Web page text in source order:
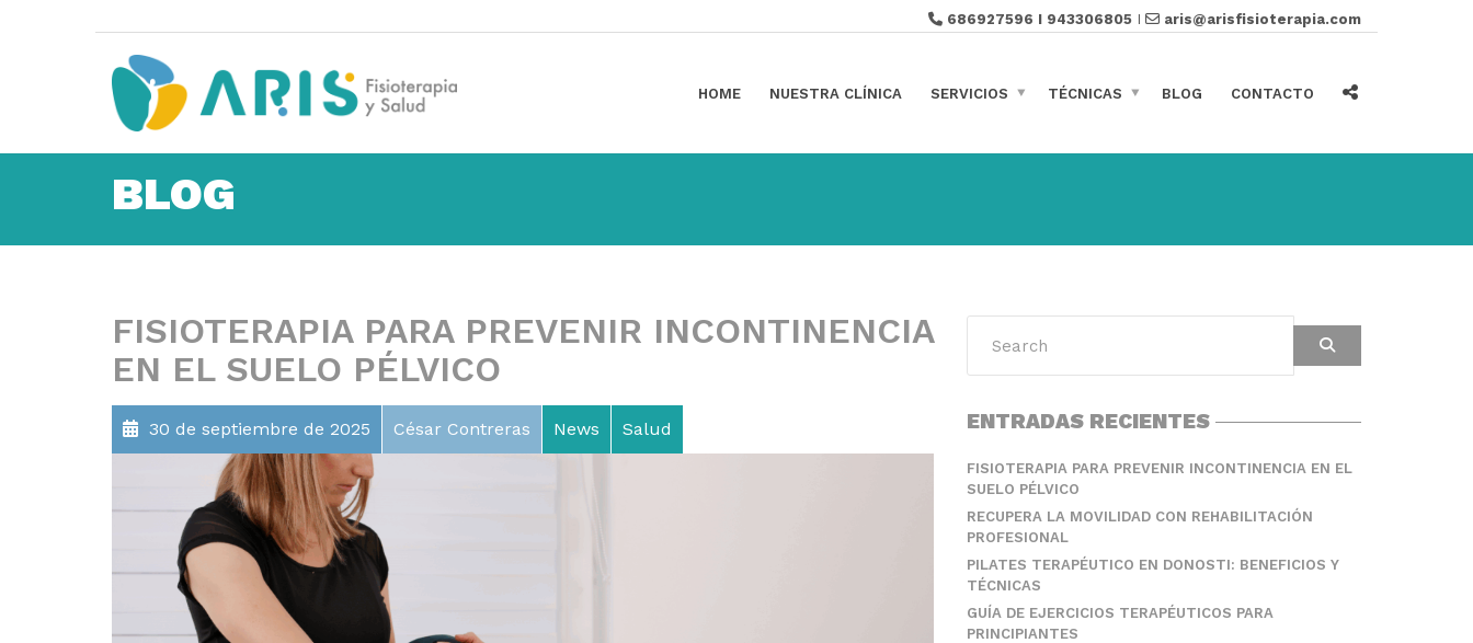
686927596 I 943306805 I aris@arisfisioterapia.com
HOME NUESTRA CLÍNICA SERVICIOS TÉCNICAS BLOG CONTACTO
BLOG
FISIOTERAPIA PARA PREVENIR INCONTINENCIA
EN EL SUELO PÉLVICO
30 de septiembre de 2025 César Contreras News Salud ENTRADAS RECIENTES
FISIOTERAPIA PARA PREVENIR INCONTINENCIA EN EL
SUELO PÉLVICO
RECUPERA LA MOVILIDAD CON REHABILITACIÓN
PROFESIONAL
PILATES TERAPÉUTICO EN DONOSTI: BENEFICIOS Y
TÉCNICAS
GUÍA DE EJERCICIOS TERAPÉUTICOS PARA
PRINCIPIANTES